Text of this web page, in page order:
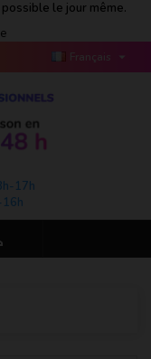
le jour même.
Français 
17h